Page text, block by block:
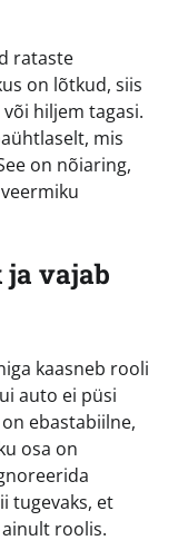
rataste
on lõtkud, siis
hiljem tagasi.
mis
on nõiaring,
vajab
kaasneb rooli
auto ei püsi
ebastabiilne,
osa on
tugevaks, et
roolis.